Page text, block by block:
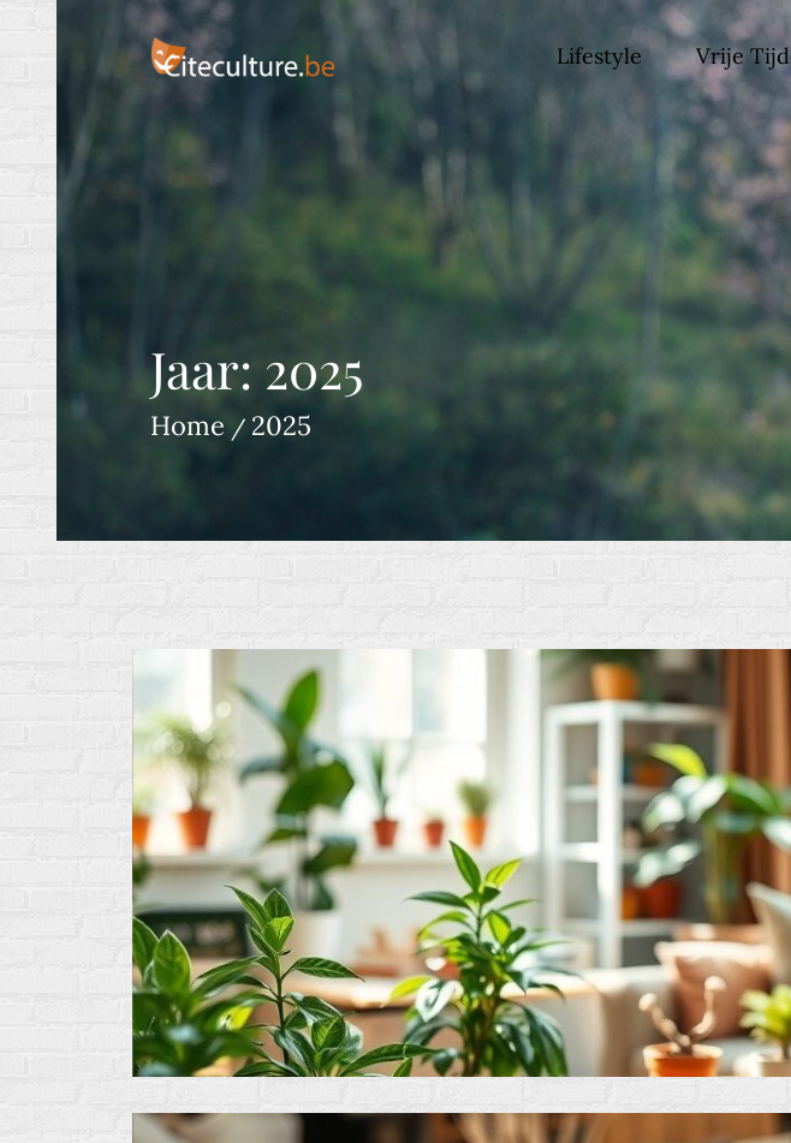
content
Interessante blogs volgens culture beast
Lifestyle Vrije Tijd
Jaar: 2025
Home 2025